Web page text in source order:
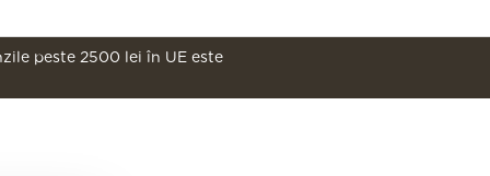
peste 2500 lei în UE este